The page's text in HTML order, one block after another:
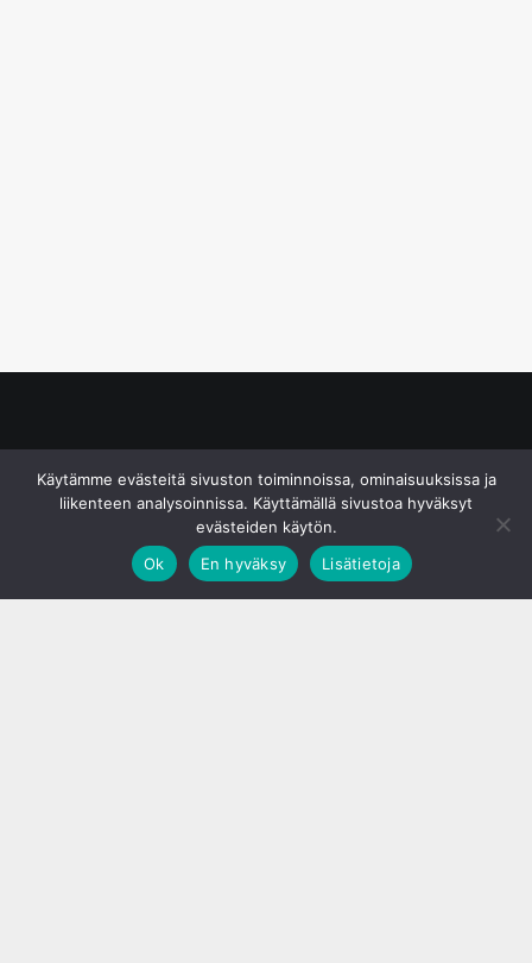
Käytämme evästeitä sivuston toiminnoissa, ominaisuuksissa ja
liikenteen analysoinnissa. Käyttämällä sivustoa hyväksyt
evästeiden käytön.
Ok
En hyväksy Lisätietoja